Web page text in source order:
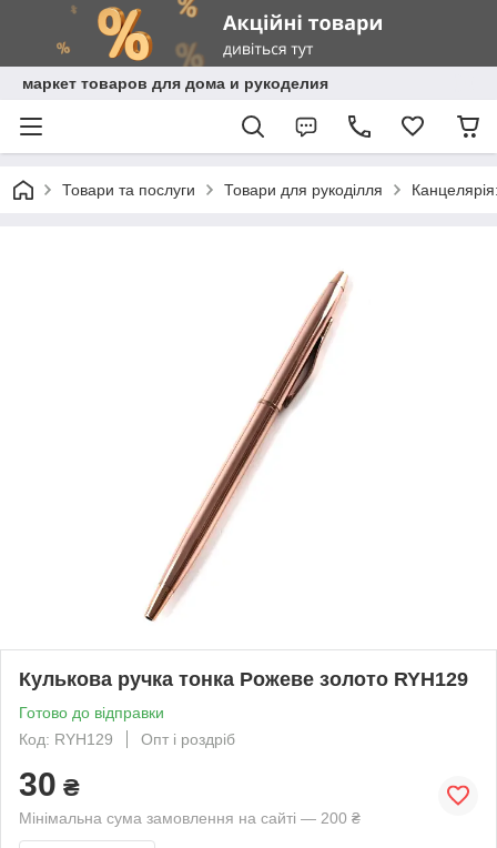
маркет товаров для дома и рукоделия
Товари та послуги Товари для рукоділля
Кулькова ручка тонка Рожеве золото RYH129
Готово до відправки
Код: RYH129
Опт і роздріб
30 ₴
Мінімальна сума замовлення на сайті — 200 ₴